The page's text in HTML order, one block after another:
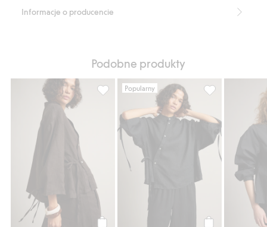
Informacje o producencie
Podobne produkty
Bluzka lniana z wiązaniem, Dodaj do
Popularny
Bluzka lniana